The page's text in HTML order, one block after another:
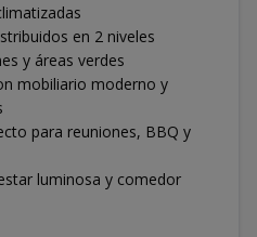
en 2 niveles
y áreas verdes
mobiliario moderno y
para reuniones, BBQ y
luminosa y comedor